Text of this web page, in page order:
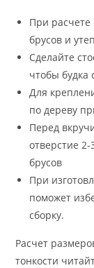
При расчете
брусов и
Сделайте
чтобы будка
Для
по дереву
Перед
отверстие
брусов
При
поможет
сборку.
Расчет
тонкости